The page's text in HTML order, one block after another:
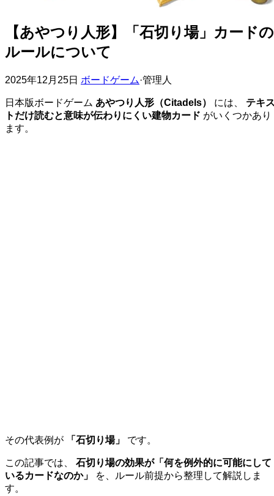
【あやつり人形】「石切り場」カードの
ルールについて
2025年12月25日 ボードゲーム·管理人
日本版ボードゲーム あやつり人形（Citadels） には、 テキ
トだけ読むと意味が伝わりにくい建物カード がいくつかあり
ます。
その代表例が 「石切り場」 です。
この記事では、 石切り場の効果が「何を例外的に可能にして
いるカードなのか」
を、ルール前提から整理して解説しま
す。